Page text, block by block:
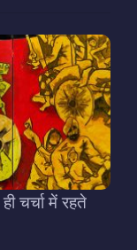
चर्चा में रहते